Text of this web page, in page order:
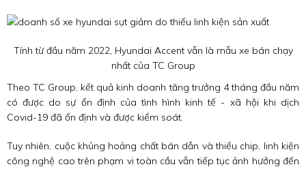
Tính từ đầu năm 2022, Hyundai Accent vẫn là mẫu xe bán chạy
nhất của TC Group
Theo TC Group, kết quả kinh doanh tăng trưởng 4 tháng đầu năm
có được do sự ổn định của tình hình kinh tế - xã hội khi dịch
Covid-19 đã ổn định và được kiểm soát.
Tuy nhiên, cuộc khủng hoảng chất bán dẫn và thiếu chip, linh kiện
công nghệ cao trên phạm vi toàn cầu vẫn tiếp tục ảnh hưởng đến